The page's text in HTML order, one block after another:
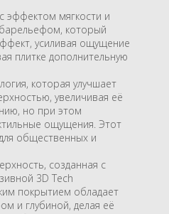
эффектом мягкости и
который
усиливая ощущение
плитке дополнительную
которая улучшает
увеличивая её
но при этом
ощущения. Этот
общественных и
созданная с
3D Tech
покрытием обладает
и глубиной, делая её